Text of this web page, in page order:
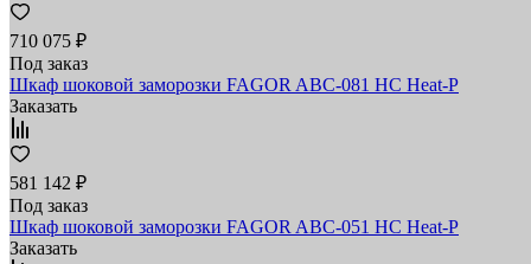
710 075 ₽
Под заказ
Шкаф шоковой заморозки FAGOR ABC-081 HC Heat-P
Заказать
581 142 ₽
Под заказ
Шкаф шоковой заморозки FAGOR ABC-051 HC Heat-P
Заказать